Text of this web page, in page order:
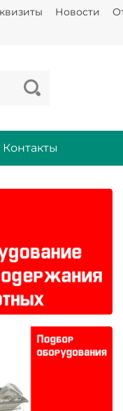
Новости
Контакты